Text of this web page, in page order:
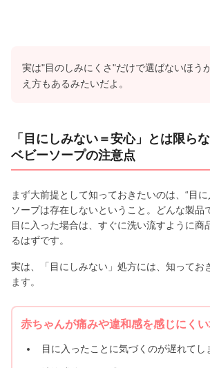
実は"目のしみにくさ"だけで選ばないほう
え方もあるみたいだよ。
「目にしみない＝安心」とは限ら
ベビーソープの注意点
まず大前提として知っておきたいのは、“目
ソープは存在しないということ。どんな製品
目に入った場合は、すぐに洗い流すように商
るはずです。
実は、「目にしみない」処方には、知ってお
ます。
赤ちゃんが痛みや違和感を感じにく
目に入ったことに気づくのが遅れてし